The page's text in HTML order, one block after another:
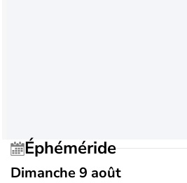
Éphéméride
Dimanche 9 août